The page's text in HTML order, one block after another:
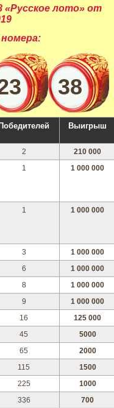
«Русское лото» от
38
Победителей Выигрыш
2
210 000
1 1 000 000
1 1 000 000
3
1 000 000
6
1 000 000
8
1 000 000
9
1 000 000
16
125 000
45
5000
65
2000
115
1500
225
1000
336
700